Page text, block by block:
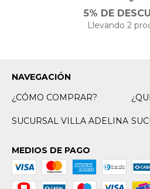
5% DE
Llevando 2
NAVEGACIÓN
¿CÓMO COMPRAR?
SUCURSAL VILLA ADELINA
MEDIOS DE PAGO